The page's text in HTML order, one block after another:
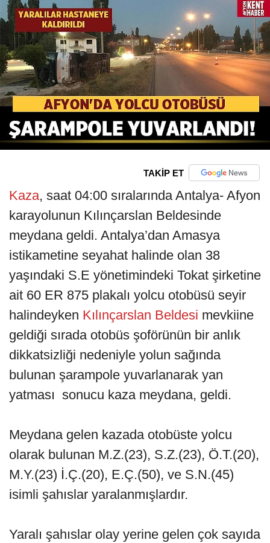
TAKİP ET
Kaza, saat 04:00 sıralarında Antalya- Afyon
karayolunun Kılınçarslan Beldesinde
meydana geldi. Antalya’dan Amasya
istikametine seyahat halinde olan 38
yaşındaki S.E yönetimindeki Tokat şirketine
ait 60 ER 875 plakalı yolcu otobüsü seyir
halindeyken Kılınçarslan Beldesi mevkiine
geldiği sırada otobüs şoförünün bir anlık
dikkatsizliği nedeniyle yolun sağında
bulunan şarampole yuvarlanarak yan
yatması sonucu kaza meydana, geldi.
Meydana gelen kazada otobüste yolcu
olarak bulunan M.Z.(23), S.Z.(23), Ö.T.(20),
M.Y.(23) İ.Ç.(20), E.Ç.(50), ve S.N.(45)
isimli şahıslar yaralanmışlardır.
Yaralı şahıslar olay yerine gelen çok sayıda